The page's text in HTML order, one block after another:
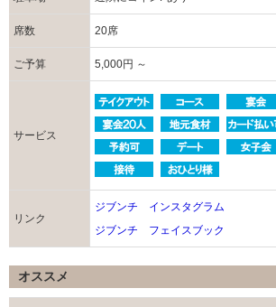
席数 20席
ご予算 5,000円 ～
サービス
リンク
ジブンチ インスタグラム
ジブンチ フェイスブック
オススメ